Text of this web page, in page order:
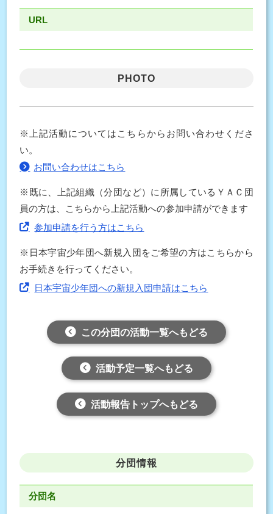
URL
PHOTO
※上記活動についてはこちらからお問い合わせくださ
い。
お問い合わせはこちら
※既に、上記組織（分団など）に所属しているＹＡＣ団
員の方は、こちらから上記活動への参加申請ができます
参加申請を行う方はこちら
※日本宇宙少年団へ新規入団をご希望の方はこちらから
お手続きを行ってください。
日本宇宙少年団への新規入団申請はこちら
この分団の活動一覧へもどる
活動予定一覧へもどる
活動報告トップへもどる
分団情報
分団名